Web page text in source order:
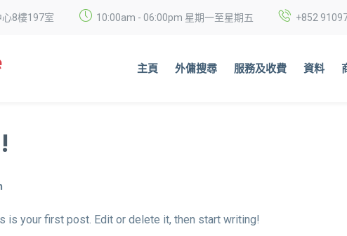
8樓197室 10:00am - 06:00pm 星期一至星期五 +852
主頁 外傭搜尋 服務及收費 資料
is your first post. Edit or delete it, then start writing!